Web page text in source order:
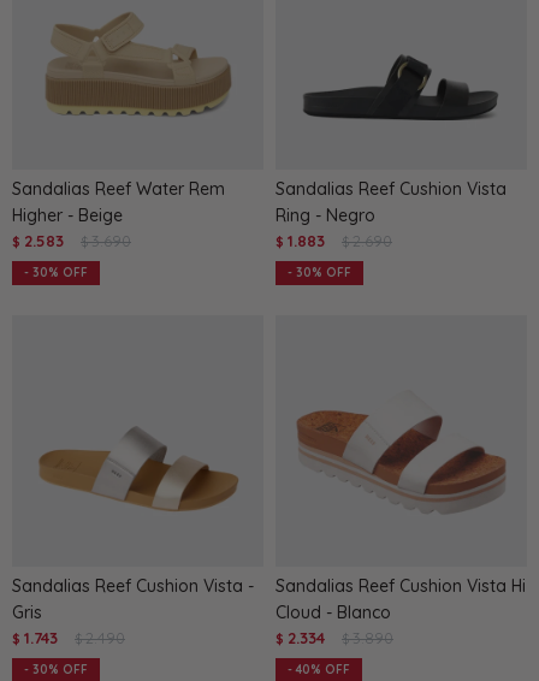
Sandalias Reef Water Rem
Higher - Beige
$ 2.583 $ 3.690
30
Sandalias Reef Cushion Vista
Ring - Negro
$ 1.883 $ 2.690
30
Sandalias Reef Cushion Vista -
Gris
$ 1.743 $ 2.490
30
Sandalias Reef Cushion Vista Hi
Cloud - Blanco
$ 2.334 $ 3.890
40